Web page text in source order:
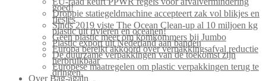
goed!
Droppie statiegeldmachine accepteert zak vol blikjes en
flesjes
Sinds 2019 viste The Ocean Clean-up al 10 miljoen kg
plastic uit rivieren en oceanen!
Geen plastic meer om komkommers bij Jumbo
Plastic export uit Nederland aan banden
Europa bereikt akkoord over verpakkingsafval reductie
De duurzame verpakkingen van de toekomst zijn
herbruikbaar
Europese maatregelen om plastic verpakkingen terug te
dringen.
Over Bag-again